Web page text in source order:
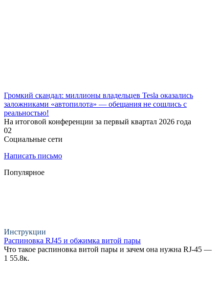
Громкий скандал: миллионы владельцев Tesla оказались
заложниками «автопилота» — обещания не сошлись с
реальностью!
На итоговой конференции за первый квартал 2026 года
02
Социальные сети
Написать письмо
Популярное
Инструкции
Распиновка RJ45 и обжимка витой пары
Что такое распиновка витой пары и зачем она нужна RJ-45 —
1 55.8к.